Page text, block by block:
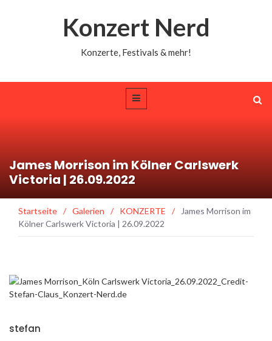
Konzert Nerd
Konzerte, Festivals & mehr!
James Morrison im Kölner Carlswerk
Victoria | 26.09.2022
Startseite / Galerien / KONZERTE /
James Morrison im
Kölner Carlswerk Victoria | 26.09.2022
stefan